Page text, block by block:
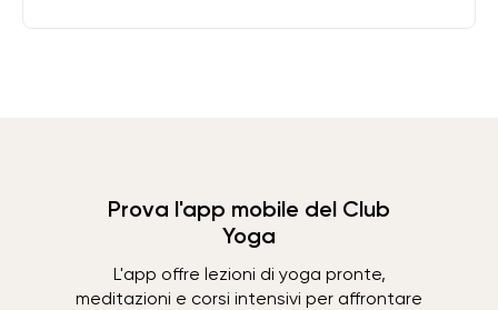
Prova l'app mobile del Club
Yoga
L'app offre lezioni di yoga pronte,
meditazioni e corsi intensivi per affrontare